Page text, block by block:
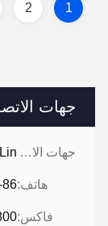
جهات
جهات الاتصال:
هاتف:86--13215377368
فاكس:
1
2